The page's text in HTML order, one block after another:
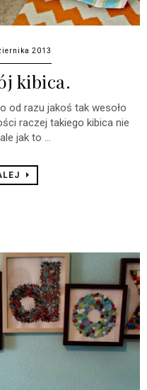
2013
kibica.
od razu jakoś tak wesoło
raczej takiego kibica nie
jak to ...